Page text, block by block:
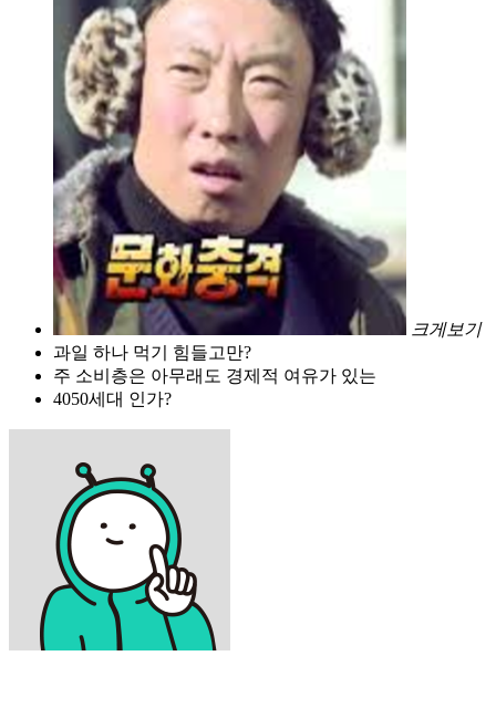
크게보기
과일 하나 먹기 힘들고만?
주 소비층은 아무래도 경제적 여유가 있는
4050세대 인가?